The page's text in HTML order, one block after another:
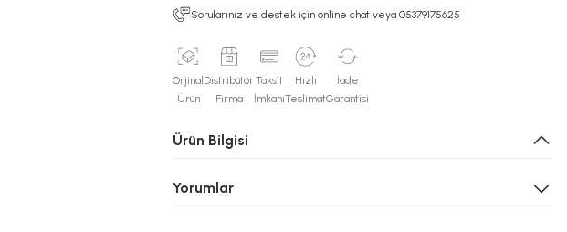
Sorularınız ve destek için online chat veya 05379175625
Orjinal
Ürün
Distribütör
Firma
Taksit
İmkanı
Hızlı
Teslimat
İade
Garantisi
Ürün Bilgisi
Yorumlar